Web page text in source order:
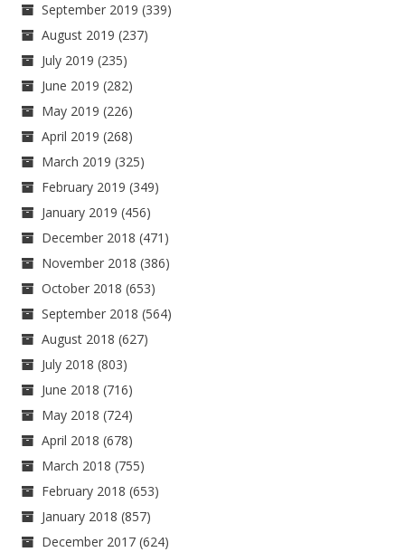
September 2019 (339)
August 2019 (237)
July 2019 (235)
June 2019 (282)
May 2019 (226)
April 2019 (268)
March 2019 (325)
February 2019 (349)
January 2019 (456)
December 2018 (471)
November 2018 (386)
October 2018 (653)
September 2018 (564)
August 2018 (627)
July 2018 (803)
June 2018 (716)
May 2018 (724)
April 2018 (678)
March 2018 (755)
February 2018 (653)
January 2018 (857)
December 2017 (624)